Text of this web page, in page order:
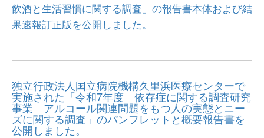
飲酒と生活習慣に関する調査」の報告書本体および結
果速報訂正版を公開しました。
独立行政法人国立病院機構久里浜医療センターで
実施された「令和7年度 依存症に関する調査研究
事業 アルコール関連問題をもつ人の実態とニー
ズに関する調査」のパンフレットと概要報告書を
公開しました。